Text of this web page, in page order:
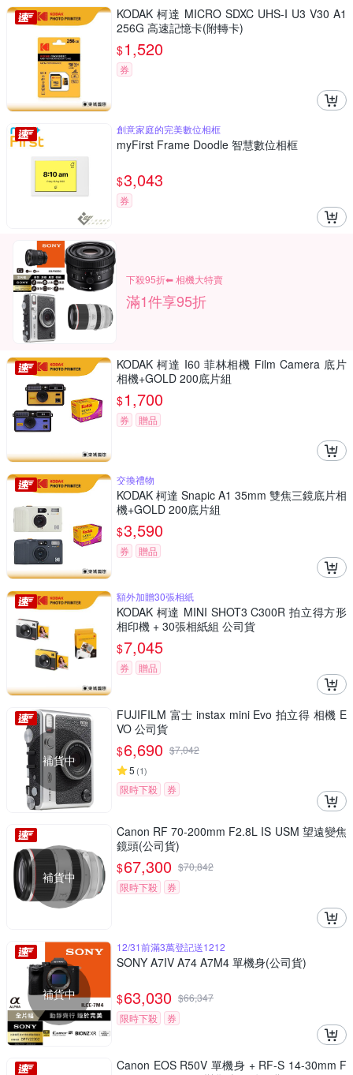
KODAK 柯達 MICRO SDXC UHS-I U3 V30 A1
256G 高速記憶卡(附轉卡)
$1,520
券
創意家庭的完美數位相框
myFirst Frame Doodle 智慧數位相框
$3,043
券
下殺95折⬅︎ 相機大特賣
滿1件享95折
KODAK 柯達 I60 菲林相機 Film Camera 底片
相機+GOLD 200底片組
$1,700
券 贈品
交換禮物
KODAK 柯達 Snapic A1 35mm 雙焦三鏡底片相
機+GOLD 200底片組
$3,590
券 贈品
額外加贈30張相紙
KODAK 柯達 MINI SHOT3 C300R 拍立得方形
相印機 + 30張相紙組 公司貨
$7,045
券 贈品
補貨中
FUJIFILM 富士 instax mini Evo 拍立得 相機 E
VO 公司貨
$6,690 $7,042
5 (1)
限時下殺 券
補貨中
Canon RF 70-200mm F2.8L IS USM 望遠變焦
鏡頭(公司貨)
$67,300 $70,842
限時下殺
券
補貨中
12/31前滿3萬登記送1212
SONY A7IV A74 A7M4 單機身(公司貨)
$63,030 $66,347
限時下殺
券
Canon EOS R50V 單機身 + RF-S 14-30mm F